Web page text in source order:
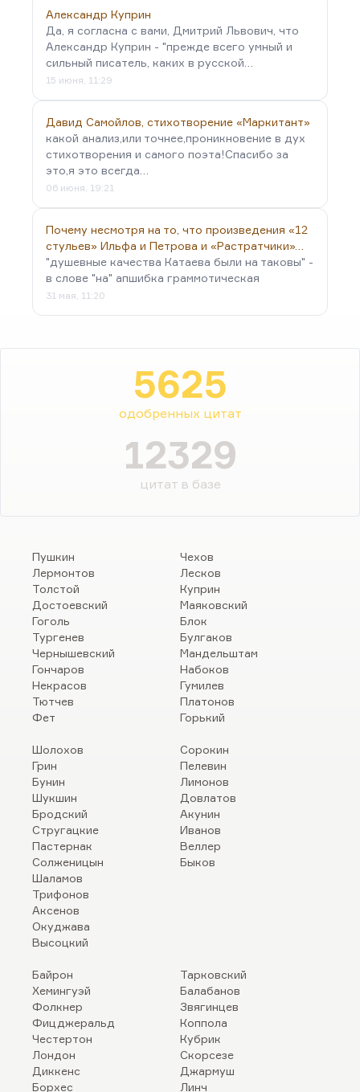
Александр Куприн
Да, я согласна с вами, Дмитрий Львович, что
Александр Куприн - "прежде всего умный и
сильный писатель, каких в русской…
15 июня, 11:29
Давид Самойлов, стихотворение «Маркитант»
какой анализ,или точнее,проникновение в дух
стихотворения и самого поэта!Спасибо за
это,я это всегда…
06 июня, 19:21
Почему несмотря на то, что произведения «12
стульев» Ильфа и Петрова и «Растратчики»…
"душевные качества Катаева были на таковы" -
в слове "на" апшибка граммотическая
31 мая, 11:20
5625
одобренных цитат
12329
цитат в базе
Пушкин
Лермонтов
Толстой
Достоевский
Гоголь
Тургенев
Чернышевский
Гончаров
Некрасов
Тютчев
Фет
Чехов
Лесков
Куприн
Маяковский
Блок
Булгаков
Мандельштам
Набоков
Гумилев
Платонов
Горький
Шолохов
Грин
Бунин
Шукшин
Бродский
Стругацкие
Пастернак
Солженицын
Шаламов
Трифонов
Аксенов
Окуджава
Высоцкий
Сорокин
Пелевин
Лимонов
Довлатов
Акунин
Иванов
Веллер
Быков
Байрон
Хемингуэй
Фолкнер
Фицджеральд
Честертон
Лондон
Диккенс
Борхес
Тарковский
Балабанов
Звягинцев
Коппола
Кубрик
Скорсезе
Джармуш
Линч